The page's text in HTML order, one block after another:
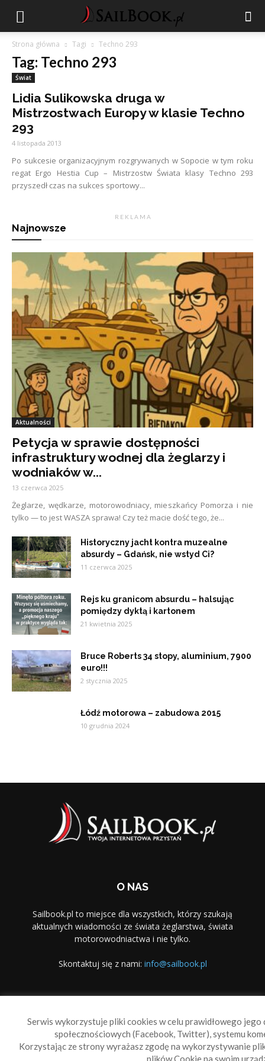
Strona główna Tagi Techno 293
Tag: Techno 293
Świat
Lidia Sulikowska druga w
Mistrzostwach Europy w klasie Techno
293
4 listopada 2013
Po sukcesie organizacyjnym rozgrywanych w Sopocie w tym roku
regat Ergo Hestia Cup – Mistrzostw Świata klasy Techno 293
przyszedł czas na sukces sportowy...
R E K L A M A
Najnowsze
Aktualności
Petycja w sprawie dostępności
infrastruktury wodnej dla żeglarzy i
wodniaków w...
13 czerwca 2025
Żeglarze, wędkarze, motorowodniacy, mieszkańcy Pomorza i nie
tylko — to jest WASZA sprawa! Czy też macie dość tego, że...
Historyczny jacht kontra muzealne
absurdy – Gdańsk, nie wstyd Ci?
11 czerwca 2025
Rejs ku granicom absurdu – halsując
pomiędzy dyktą i kartonem
21 kwietnia 2025
Bruce Roberts 34 stopy, aluminium, 7900
euro!!!
2 stycznia 2025
Łódź motorowa – zabudowa 2015
10 grudnia 2024
O NAS
Sailbook.pl to miejsce dla wszystkich, którzy szukają
aktualnych wiadomości ze świata żeglarstwa, świata
motorowodniactwa i nie tylko.
Skontaktuj się z nami: info@sailbook.pl
Serwis wykorzystuje pliki cookies w celu prawidłowego
społecznościowych (Facebook, Twitter), systemu
Korzystając ze strony wyrażasz zgodę na wykorzystywanie
plików Cookie na swoim